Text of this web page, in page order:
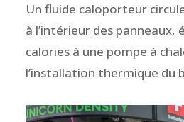
Un fluide caloporteur
à l’intérieur des panneaux,
calories à une pompe à
l’installation thermique du